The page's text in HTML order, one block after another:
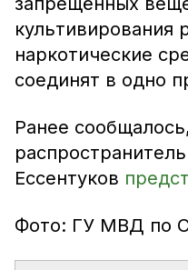
культивирования
наркотические
соединят в одно
Ранее
Ессентуков
Фото: ГУ МВД по